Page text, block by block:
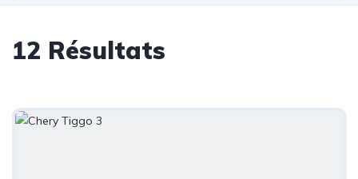
12 Résultats